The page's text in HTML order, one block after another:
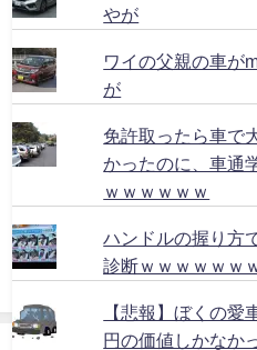
やが
ワイの父親の車が
が
免許取ったら車で
かったのに、車通
ｗｗｗｗｗｗ
ハンドルの握り方
診断ｗｗｗｗｗｗ
【悲報】ぼくの愛
円の価値しかなか